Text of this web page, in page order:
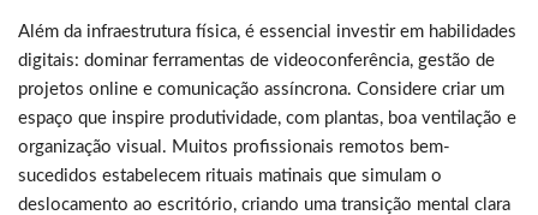
Além da infraestrutura física, é essencial investir em habilidades
digitais: dominar ferramentas de videoconferência, gestão de
projetos online e comunicação assíncrona. Considere criar um
espaço que inspire produtividade, com plantas, boa ventilação e
organização visual. Muitos profissionais remotos bem-
sucedidos estabelecem rituais matinais que simulam o
deslocamento ao escritório, criando uma transição mental clara